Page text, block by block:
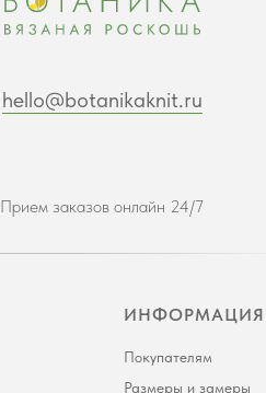
hello@botanikaknit.ru
Прием заказов онлайн 24/7
ИНФОРМАЦИЯ
Покупателям
Размеры и замеры